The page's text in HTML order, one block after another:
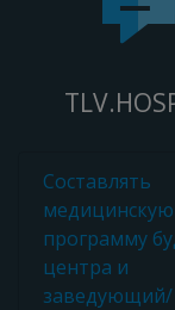
Составлять
медицинскую
программу
центра и
заведующий/